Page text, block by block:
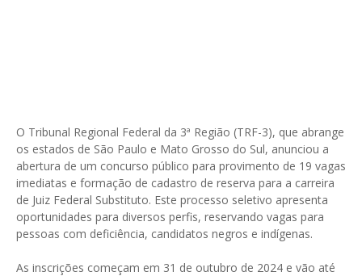
O Tribunal Regional Federal da 3ª Região (TRF-3), que abrange
os estados de São Paulo e Mato Grosso do Sul, anunciou a
abertura de um concurso público para provimento de 19 vagas
imediatas e formação de cadastro de reserva para a carreira
de Juiz Federal Substituto. Este processo seletivo apresenta
oportunidades para diversos perfis, reservando vagas para
pessoas com deficiência, candidatos negros e indígenas.
As inscrições começam em 31 de outubro de 2024 e vão até